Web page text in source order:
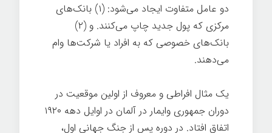
دو عامل متفاوت ایجاد می‌شود: (۱) بانک‌های
مرکزی که پول جدید چاپ می‌کنند. و (۲)
بانک‌های خصوصی که به افراد یا شرکت‌ها وام
می‌دهند.
یک مثال افراطی و معروف از اولین موقعیت در
دوران جمهوری وایمار در آلمان در اوایل دهه ۱۹۲۰
اتفاق افتاد. در دوره پس از جنگ جهانی اول،